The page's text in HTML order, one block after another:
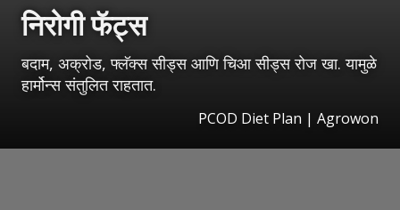
निरोगी फॅट्स
बदाम, अक्रोड, फ्लॅक्स सीड्स आणि चिआ सीड्स रोज खा. यामुळे
हार्मोन्स संतुलित राहतात.
PCOD Diet Plan | Agrowon